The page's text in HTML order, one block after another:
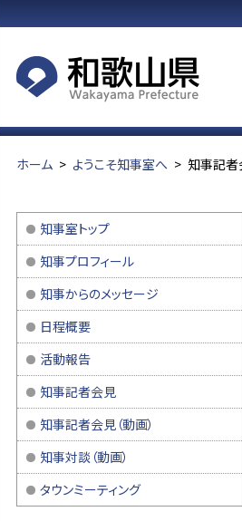
ホーム > ようこそ知事室へ > 知事記
知事室トップ
知事プロフィール
知事からのメッセージ
日程概要
活動報告
知事記者会見
知事記者会見（動画）
知事対談（動画）
タウンミーティング